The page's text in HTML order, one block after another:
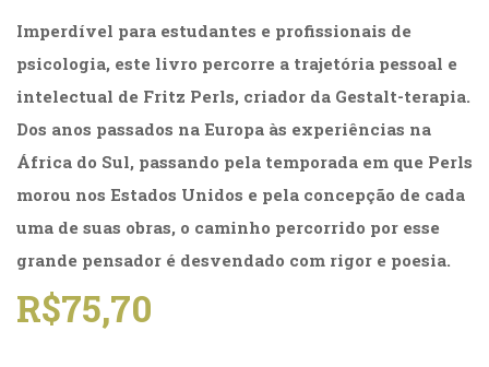
(31)
Educação
(278)
Educação
Especial
Fisioterapia
(47)
Fonoaudiologia
Gestalt-
terapia
(93)
Imperdível para estudantes e profissionais de
psicologia, este livro percorre a trajetória pessoal e
intelectual de Fritz Perls, criador da Gestalt-terapia.
Dos anos passados na Europa às experiências na
África do Sul, passando pela temporada em que Perls
morou nos Estados Unidos e pela concepção de cada
uma de suas obras, o caminho percorrido por esse
grande pensador é desvendado com rigor e poesia.
R$75,70